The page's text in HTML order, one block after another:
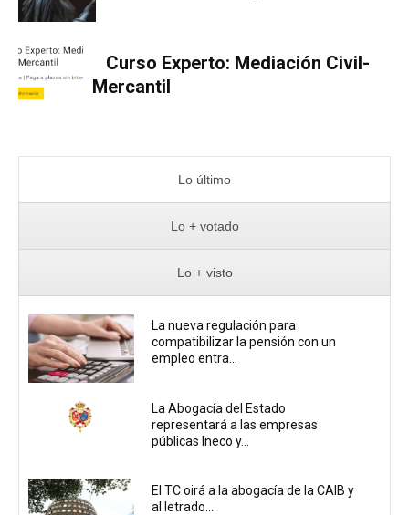
Curso Experto: Mediación Civil-
Mercantil
Lo último
Lo + votado
Lo + visto
La nueva regulación para
compatibilizar la pensión con un
empleo entra...
La Abogacía del Estado
representará a las empresas
públicas Ineco y...
El TC oirá a la abogacía de la CAIB y
al letrado...